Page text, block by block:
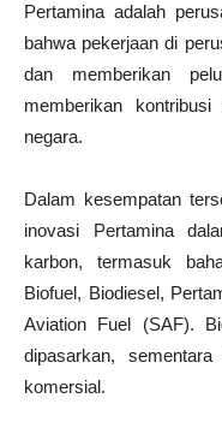
Pertamina adalah
bahwa pekerjaan di
dan memberikan
memberikan
negara.
Dalam kesempatan
inovasi Pertamina
karbon, termasuk
Biofuel, Biodiesel,
Aviation Fuel (SAF).
dipasarkan,
komersial.